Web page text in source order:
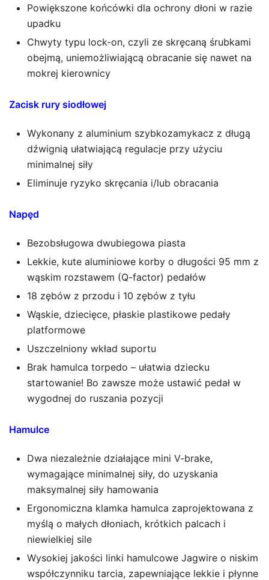
Powiększone końcówki dla ochrony dłoni w razie
upadku
Chwyty typu lock-on, czyli ze skręcaną śrubkami
obejmą, uniemożliwiającą obracanie się nawet na
mokrej kierownicy
Zacisk rury siodłowej
Wykonany z aluminium szybkozamykacz z długą
dźwignią ułatwiającą regulacje przy użyciu
minimalnej siły
Eliminuje ryzyko skręcania i/lub obracania
Napęd
Bezobsługowa dwubiegowa piasta
Lekkie, kute aluminiowe korby o długości 95 mm z
wąskim rozstawem (Q-factor) pedałów
18 zębów z przodu i 10 zębów z tyłu
Wąskie, dziecięce, płaskie plastikowe pedały
platformowe
Uszczelniony wkład suportu
Brak hamulca torpedo – ułatwia dziecku
startowanie! Bo zawsze może ustawić pedał w
wygodnej do ruszania pozycji
Hamulce
Dwa niezależnie działające mini V-brake,
wymagające minimalnej siły, do uzyskania
maksymalnej siły hamowania
Ergonomiczna klamka hamulca zaprojektowana z
myślą o małych dłoniach, krótkich palcach i
niewielkiej sile
Wysokiej jakości linki hamulcowe Jagwire o niskim
współczynniku tarcia, zapewniające lekkie i płynne